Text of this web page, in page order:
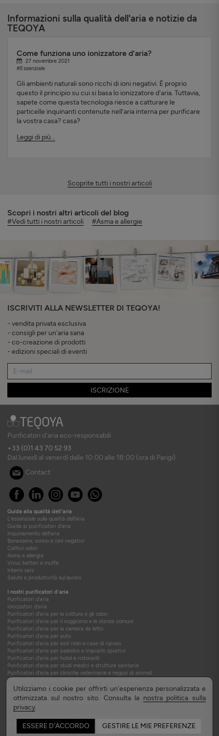
Utilizziamo i cookie per offrirti un'esperienza personalizzata e
ottimizzata sul nostro sito. Consulta la nostra politica sulla
privacy.
ESSERE D'ACCORDO GESTIRE LE MIE PREFERENZE
Informazioni sulla qualità dell'aria e notizie da
TEQOYA
Come funziona uno ionizzatore d'aria?
27 novembre 2021
#Essenziale
Gli ambienti naturali sono ricchi di ioni negativi. È proprio
questo il principio su cui si basa lo ionizzatore d'aria. Tuttavia,
sapete come questa tecnologia riesce a catturare le
particelle inquinanti contenute nell'aria interna per purificare
la vostra casa? casa?
Leggi di più...
Scoprite tutti i nostri articoli
Scopri i nostri altri articoli del blog
#Vedi tutti i nostri articoli #Asma e allergie
ISCRIVITI ALLA NEWSLETTER DI TEQOYA!
- vendita privata esclusiva
- consigli per un'aria sana
- co-creazione di prodotti
- edizioni speciali di eventi
ISCRIZIONE
Purificatori d'aria eco-responsabili
+33 (0)1 43 70 52 93
Dal lunedì al venerdì dalle 10:00 alle 18:00 (ora di Parigi).
Contact
Guida alla qualità dell'aria
L'essenziale sulla qualità dell'aria
Guida ai purificatori d'aria
Inquinamento dell'aria
Benessere, sonno e ioni negativi
Cattivi odori
Asma e allergie
Virus, batteri e muffe
Interni sani
Salute e produttività sul lavoro
I nostri purificatori d'aria
Purificatori d'aria
Ionizzatori d'aria
Purificatori d'aria per la cottura e gli odori
Purificatori d'aria per il soggiorno e le stanze comuni
Purificatori d'aria per la camera da letto
Purificatori d'aria per auto
Purificatori d'aria per asili nido e case di riposo
Purificatori d'aria per palestre e impianti sportivi
Purificatori d'aria per hotel e ristoranti
Purificatori d'aria per studi medici e strutture sanitarie
Purificatori d'aria per cliniche veterinarie e negozi di animali
Purificatori d'aria per officine e ambienti di produzione
Purificatori d'aria per camionisti e autotrasportatori
Purificatori d'aria per centri benessere e salute integrativa
Filtri aria per sistemi di ventilazione VMC
© 2015-2026 TEQOYA